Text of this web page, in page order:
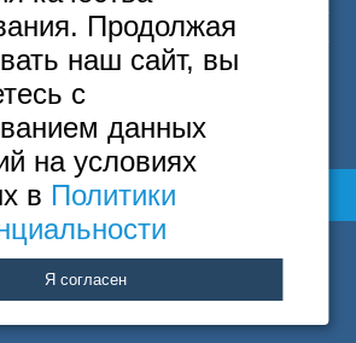
Продолжая
наш сайт, вы
с
данных
на условиях
в Политики
Я согласен
версия сайта